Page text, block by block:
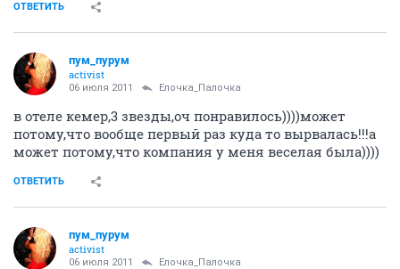
ОТВЕТИТЬ
пум_пурум
activist
06 июля 2011 Ёлочка_Палочка
в отеле кемер,3 звезды,оч понравилось))))может
потому,что вообще первый раз куда то вырвалась!!!а
может потому,что компания у меня веселая была))))
ОТВЕТИТЬ
пум_пурум
activist
06 июля 2011 Ёлочка_Палочка